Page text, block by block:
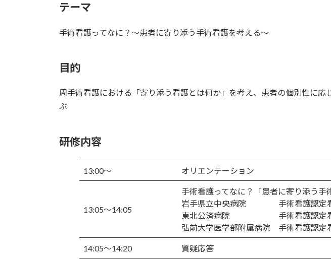
テーマ
手術看護ってなに？～患者に寄り添う手術看護を考える～
目的
周手術看護における「寄り添う看護とは何か」を考え、患者の個別性に
ぶ
研修内容
13:00～ オリエンテーション
13:05～14:05
手術看護ってなに？「患者に寄り添う手
岩手県立中央病院 手術看護認定
東北公済病院 手術看護認定看
弘前大学医学部附属病院 手術看護認
14:05～14:20 質疑応答